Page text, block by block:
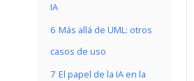
IA
6 Más allá de UML: otros
casos de uso
7 El papel de la IA en la